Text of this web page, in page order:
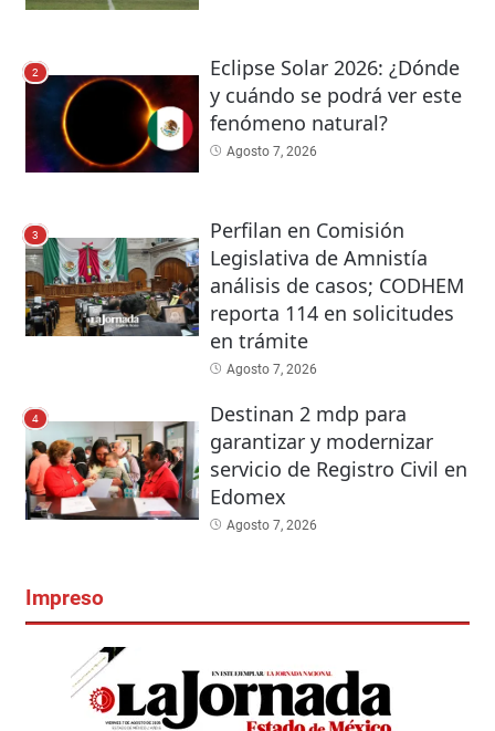
2
Eclipse Solar 2026: ¿Dónde
y cuándo se podrá ver este
fenómeno natural?
Agosto 7, 2026
3
Perfilan en Comisión
Legislativa de Amnistía
análisis de casos; CODHEM
reporta 114 en solicitudes
en trámite
Agosto 7, 2026
4
Destinan 2 mdp para
garantizar y modernizar
servicio de Registro Civil en
Edomex
Agosto 7, 2026
Impreso